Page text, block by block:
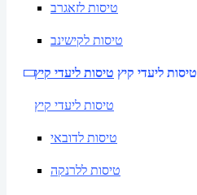
טיסות לזאגרב
טיסות לקישינב
טיסות ליעדי קיץ טיסות ליעדי קיץ
טיסות ליעדי קיץ
טיסות לדובאי
טיסות ללרנקה